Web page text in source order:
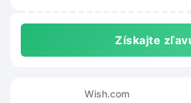
Získajte
Wish.com